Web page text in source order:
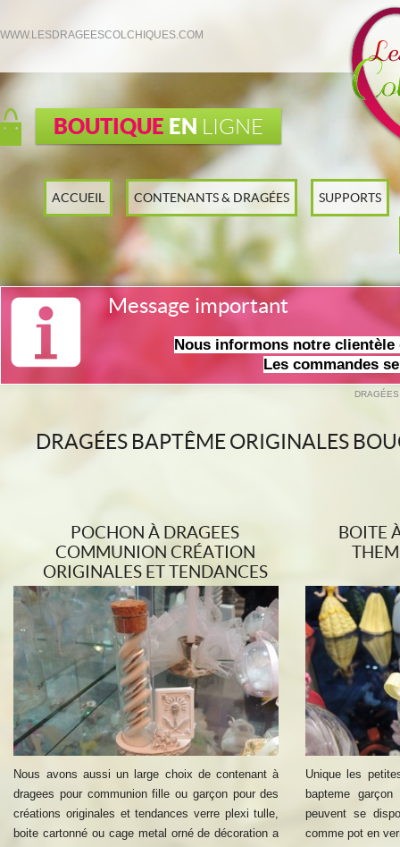
WWW.LESDRAGEESCOLCHIQUES.COM
BOUTIQUE EN LIGNE
ACCUEIL CONTENANTS & DRAGÉES SUPPORTS
Message important
Nous informons notre clientèle
Les commandes
DRAGÉES BAPTÊME ORIGINALES
POCHON À DRAGEES
COMMUNION CRÉATION
ORIGINALES ET TENDANCES
Nous avons aussi un large choix de contenant à
dragees pour communion fille ou garçon pour des
créations originales et tendances verre plexi tulle,
boite cartonné ou cage metal orné de décoration a
BOITE
Unique les
bapteme
peuvent se
comme pot en